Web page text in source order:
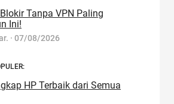
Tanpa VPN Paling
Ini!
· 07/08/2026
HP Terbaik dari Semua